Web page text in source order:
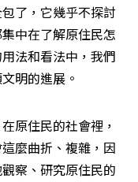
了，它幾乎不探討
中在了解原住民怎
法和看法中，我們
明的進展。
原住民的社會裡，
麼曲折、複雜，因
察、研究原住民的